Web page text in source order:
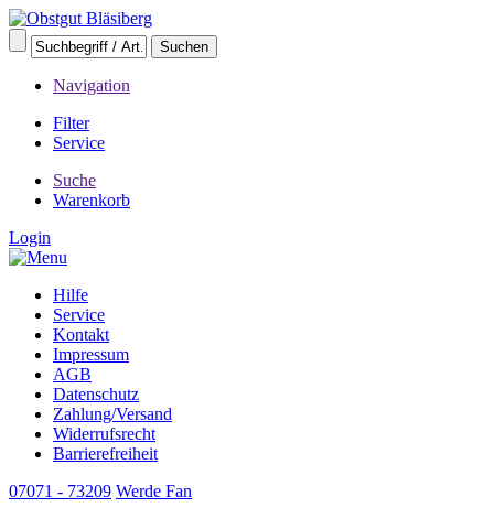
Navigation
Filter
Service
Suche
Warenkorb
Login
Hilfe
Service
Kontakt
Impressum
AGB
Datenschutz
Zahlung/Versand
Widerrufsrecht
Barrierefreiheit
07071 - 73209 Werde Fan